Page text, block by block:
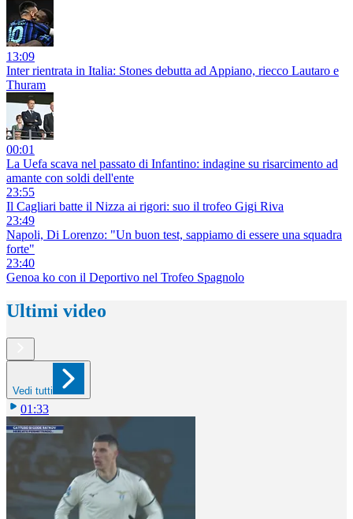
13:09
Inter rientrata in Italia: Stones debutta ad Appiano, riecco Lautaro e
Thuram
00:01
La Uefa scava nel passato di Infantino: indagine su risarcimento ad
amante con soldi dell'ente
23:55
Il Cagliari batte il Nizza ai rigori: suo il trofeo Gigi Riva
23:49
Napoli, Di Lorenzo: "Un buon test, sappiamo di essere una squadra
forte"
23:40
Genoa ko con il Deportivo nel Trofeo Spagnolo
Ultimi video
Vedi tutti
01:33